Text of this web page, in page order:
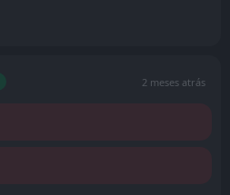
2 meses atrás